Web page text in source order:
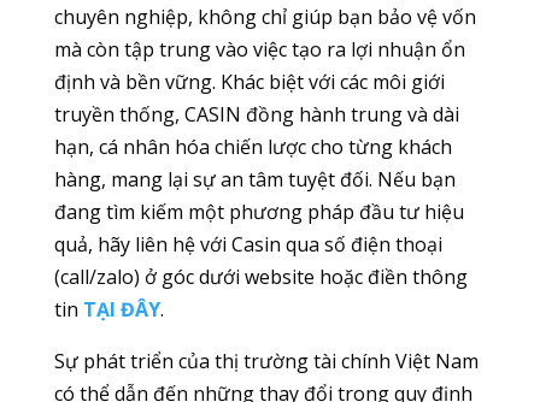
chuyên nghiệp, không chỉ giúp bạn bảo vệ vốn
mà còn tập trung vào việc tạo ra lợi nhuận ổn
định và bền vững. Khác biệt với các môi giới
truyền thống, CASIN đồng hành trung và dài
hạn, cá nhân hóa chiến lược cho từng khách
hàng, mang lại sự an tâm tuyệt đối. Nếu bạn
đang tìm kiếm một phương pháp đầu tư hiệu
quả, hãy liên hệ với Casin qua số điện thoại
(call/zalo) ở góc dưới website hoặc điền thông
tin TẠI ĐÂY.
Sự phát triển của thị trường tài chính Việt Nam
có thể dẫn đến những thay đổi trong quy định